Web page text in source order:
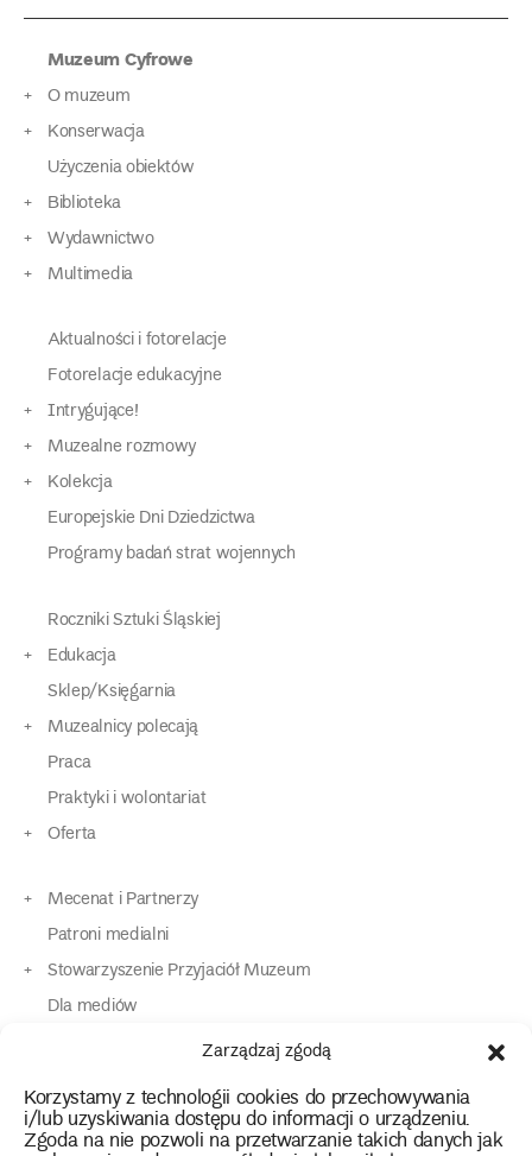
Zarządzaj zgodą
Korzystamy z technologii cookies do przechowywania
i/lub uzyskiwania dostępu do informacji o urządzeniu.
Zgoda na nie pozwoli na przetwarzanie takich danych jak
Muzeum Cyfrowe
O muzeum
Konserwacja
Użyczenia obiektów
Biblioteka
Wydawnictwo
Multimedia
Aktualności i fotorelacje
Fotorelacje edukacyjne
Intrygujące!
Muzealne rozmowy
Kolekcja
Europejskie Dni Dziedzictwa
Programy badań strat wojennych
Roczniki Sztuki Śląskiej
Edukacja
Sklep/Księgarnia
Muzealnicy polecają
Praca
Praktyki i wolontariat
Oferta
Mecenat i Partnerzy
Patroni medialni
Stowarzyszenie Przyjaciół Muzeum
Dla mediów
Dla osób o specjalnych potrzebach
Kontakt